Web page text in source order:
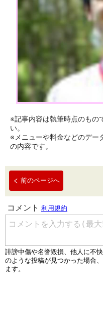
※記事内容は執筆時点のもの
い。
※メニューや料金などのデー
の内容です。
前のページへ